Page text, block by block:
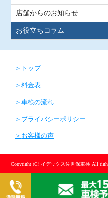
店舗からのお知らせ
お役立ちコラム
トップ
料金表
車検の流れ
プライバシーポリシー
お客様の声
Copyright (C) イデックス佐世保車検 All